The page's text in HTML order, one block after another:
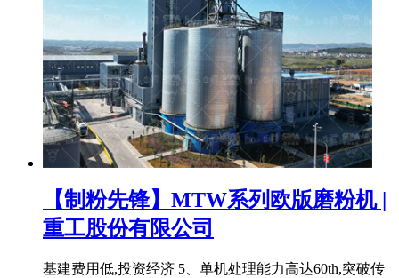
【制粉先锋】MTW系列欧版磨粉机 |
重工股份有限公司
基建费用低,投资经济 5、单机处理能力高达60th,突破传